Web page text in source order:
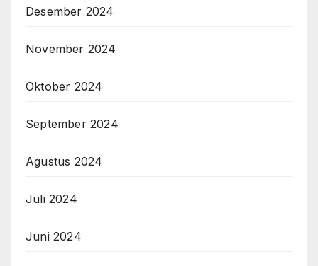
Desember 2024
November 2024
Oktober 2024
September 2024
Agustus 2024
Juli 2024
Juni 2024